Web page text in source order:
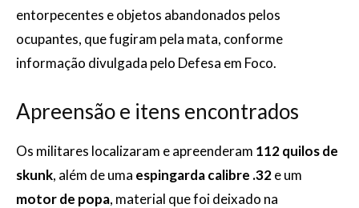
entorpecentes e objetos abandonados pelos
ocupantes, que fugiram pela mata, conforme
informação divulgada pelo Defesa em Foco.
Apreensão e itens encontrados
Os militares localizaram e apreenderam 112 quilos de
skunk, além de uma espingarda calibre .32e um
motor de popa, material que foi deixado na